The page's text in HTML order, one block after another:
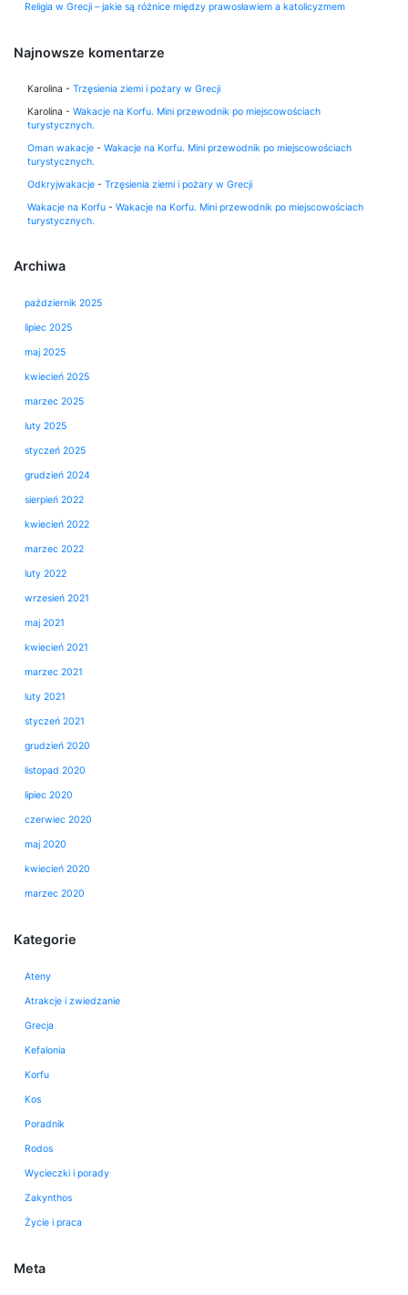
Religia w Grecji – jakie są różnice między prawosławiem a katolicyzmem
Najnowsze komentarze
Karolina - Trzęsienia ziemi i pożary w Grecji
Karolina - Wakacje na Korfu. Mini przewodnik po miejscowościach
turystycznych.
Oman wakacje - Wakacje na Korfu. Mini przewodnik po miejscowościach
turystycznych.
Odkryjwakacje - Trzęsienia ziemi i pożary w Grecji
Wakacje na Korfu - Wakacje na Korfu. Mini przewodnik po miejscowościach
turystycznych.
Archiwa
październik 2025
lipiec 2025
maj 2025
kwiecień 2025
marzec 2025
luty 2025
styczeń 2025
grudzień 2024
sierpień 2022
kwiecień 2022
marzec 2022
luty 2022
wrzesień 2021
maj 2021
kwiecień 2021
marzec 2021
luty 2021
styczeń 2021
grudzień 2020
listopad 2020
lipiec 2020
czerwiec 2020
maj 2020
kwiecień 2020
marzec 2020
Kategorie
Ateny
Atrakcje i zwiedzanie
Grecja
Kefalonia
Korfu
Kos
Poradnik
Rodos
Wycieczki i porady
Zakynthos
Życie i praca
Meta